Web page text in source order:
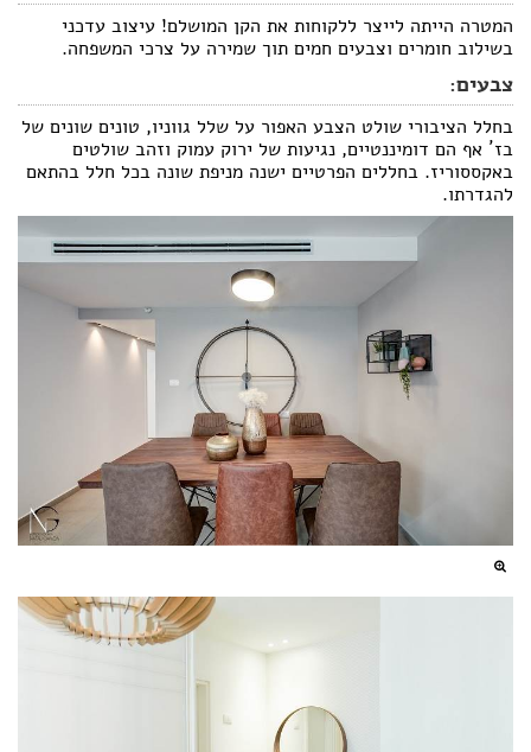
המטרה הייתה לייצר ללקוחות את הקן המושלם! עיצוב עדכני
בשילוב חומרים וצבעים חמים תוך שמירה על צרכי המשפחה.
צבעים:
בחלל הציבורי שולט הצבע האפור על שלל גווניו, טונים שונים של
בז´ אף הם דומיננטיים, נגיעות של ירוק עמוק וזהב שולטים
באקססוריז. בחללים הפרטיים ישנה מניפת שונה בכל חלל בהתאם
להגדרתו.